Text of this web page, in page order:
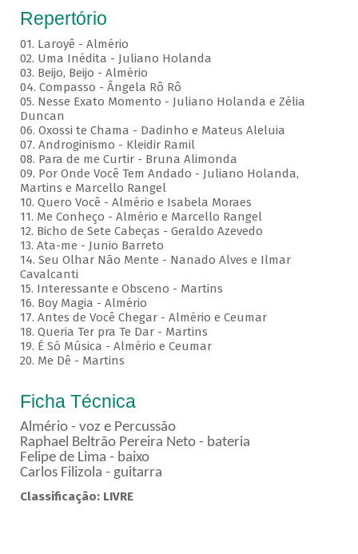
Repertório
01. Laroyê - Almério
02. Uma Inédita - Juliano Holanda
03. Beijo, Beijo - Almério
04. Compasso - Ângela Rô Rô
05. Nesse Exato Momento - Juliano Holanda e Zélia
Duncan
06. Oxossi te Chama - Dadinho e Mateus Aleluia
07. Androginismo - Kleidir Ramil
08. Para de me Curtir - Bruna Alimonda
09. Por Onde Você Tem Andado - Juliano Holanda,
Martins e Marcello Rangel
10. Quero Você - Almério e Isabela Moraes
11. Me Conheço - Almério e Marcello Rangel
12. Bicho de Sete Cabeças - Geraldo Azevedo
13. Ata-me - Junio Barreto
14. Seu Olhar Não Mente - Nanado Alves e Ilmar
Cavalcanti
15. Interessante e Obsceno - Martins
16. Boy Magia - Almério
17. Antes de Você Chegar - Almério e Ceumar
18. Queria Ter pra Te Dar - Martins
19. É Só Música - Almério e Ceumar
20. Me Dê - Martins
Ficha Técnica
Almério - voz e Percussão
Raphael Beltrão Pereira Neto - bateria
Felipe de Lima - baixo
Carlos Filizola - guitarra
Classificação: LIVRE